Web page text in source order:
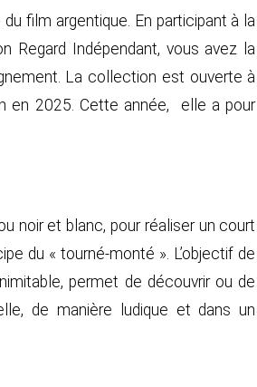
film argentique. En participant à la
Regard Indépendant, vous avez la
La collection est ouverte à
en 2025. Cette année, elle a pour
noir et blanc, pour réaliser un court
du « tourné-monté ». L’objectif de
permet de découvrir ou de
de manière ludique et dans un